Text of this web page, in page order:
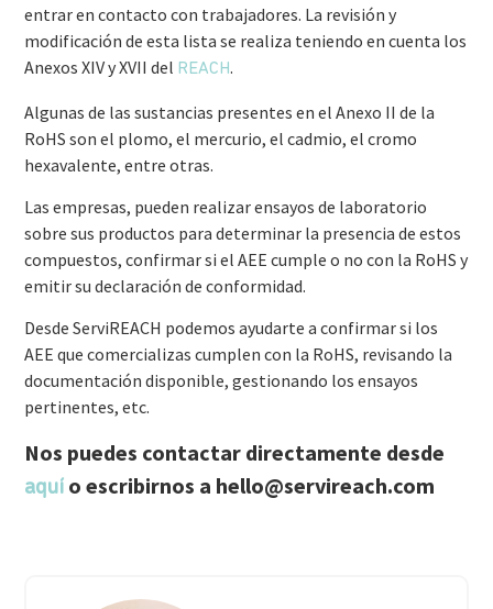
entrar en contacto con trabajadores. La revisión y
modificación de esta lista se realiza teniendo en cuenta los
Anexos XIV y XVII del REACH.
Algunas de las sustancias presentes en el Anexo II de la
RoHS son el plomo, el mercurio, el cadmio, el cromo
hexavalente, entre otras.
Las empresas, pueden realizar ensayos de laboratorio
sobre sus productos para determinar la presencia de estos
compuestos, confirmar si el AEE cumple o no con la RoHS y
emitir su declaración de conformidad.
Desde ServiREACH podemos ayudarte a confirmar si los
AEE que comercializas cumplen con la RoHS, revisando la
documentación disponible, gestionando los ensayos
pertinentes, etc.
Nos puedes contactar directamente desde
aquí o escribirnos a hello@servireach.com